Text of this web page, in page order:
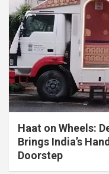
Haat on Wheels:
Brings India’s
Doorstep